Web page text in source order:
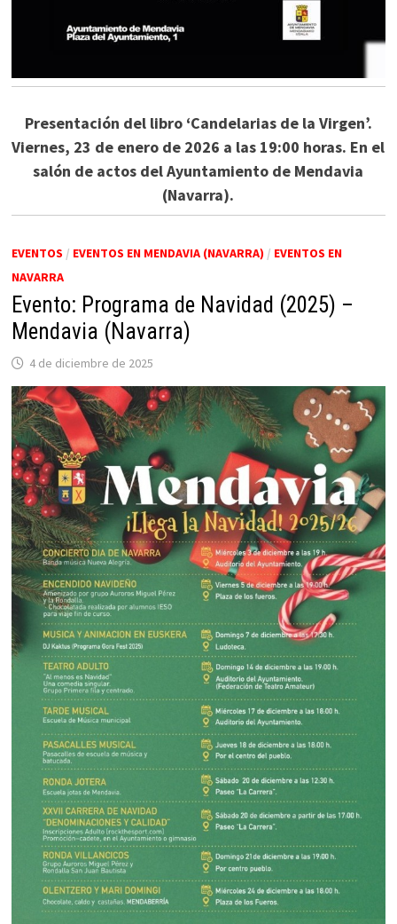
Presentación del libro ‘Candelarias de la Virgen’.
Viernes, 23 de enero de 2026 a las 19:00 horas. En el
salón de actos del Ayuntamiento de Mendavia
(Navarra).
EVENTOS / EVENTOS EN MENDAVIA (NAVARRA) / EVENTOS EN
NAVARRA
Evento: Programa de Navidad (2025) –
Mendavia (Navarra)
4 de diciembre de 2025